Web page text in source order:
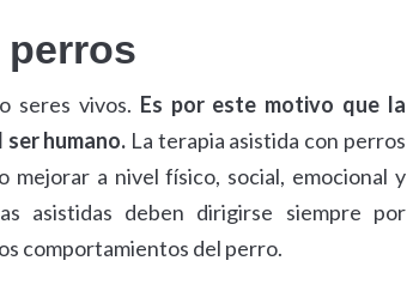
perros
seres vivos. Es por este motivo que la
humano. La terapia asistida con perros
a nivel físico, social, emocional y
asistidas deben dirigirse siempre por
comportamientos del perro.